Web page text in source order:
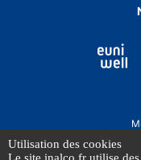
Utilisation des cookies